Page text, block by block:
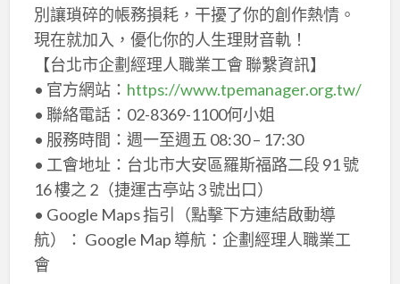
別讓瑣碎的帳務損耗，干擾了你的創作熱情。
現在就加入，優化你的人生理財音軌！
【台北市企劃經理人職業工會 聯繫資訊】
• 官方網站： https://www.tpemanager.org.tw/
• 聯絡電話：02-8369-1100何小姐
• 服務時間：週一至週五 08:30 – 17:30
• 工會地址：台北市大安區羅斯福路二段 91 號
16 樓之 2（捷運古亭站 3 號出口）
• Google Maps 指引（點擊下方連結啟動導
航）： Google Map 導航：企劃經理人職業工
會